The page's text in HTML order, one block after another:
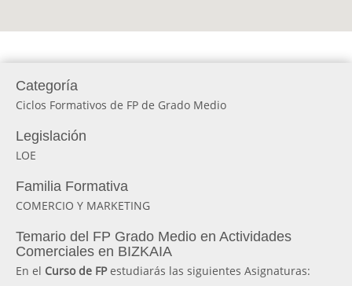
Categoría
Ciclos Formativos de FP de Grado Medio
Legislación
LOE
Familia Formativa
COMERCIO Y MARKETING
Temario del FP Grado Medio en Actividades
Comerciales en BIZKAIA
En el Curso de FPestudiarás las siguientes Asignaturas: